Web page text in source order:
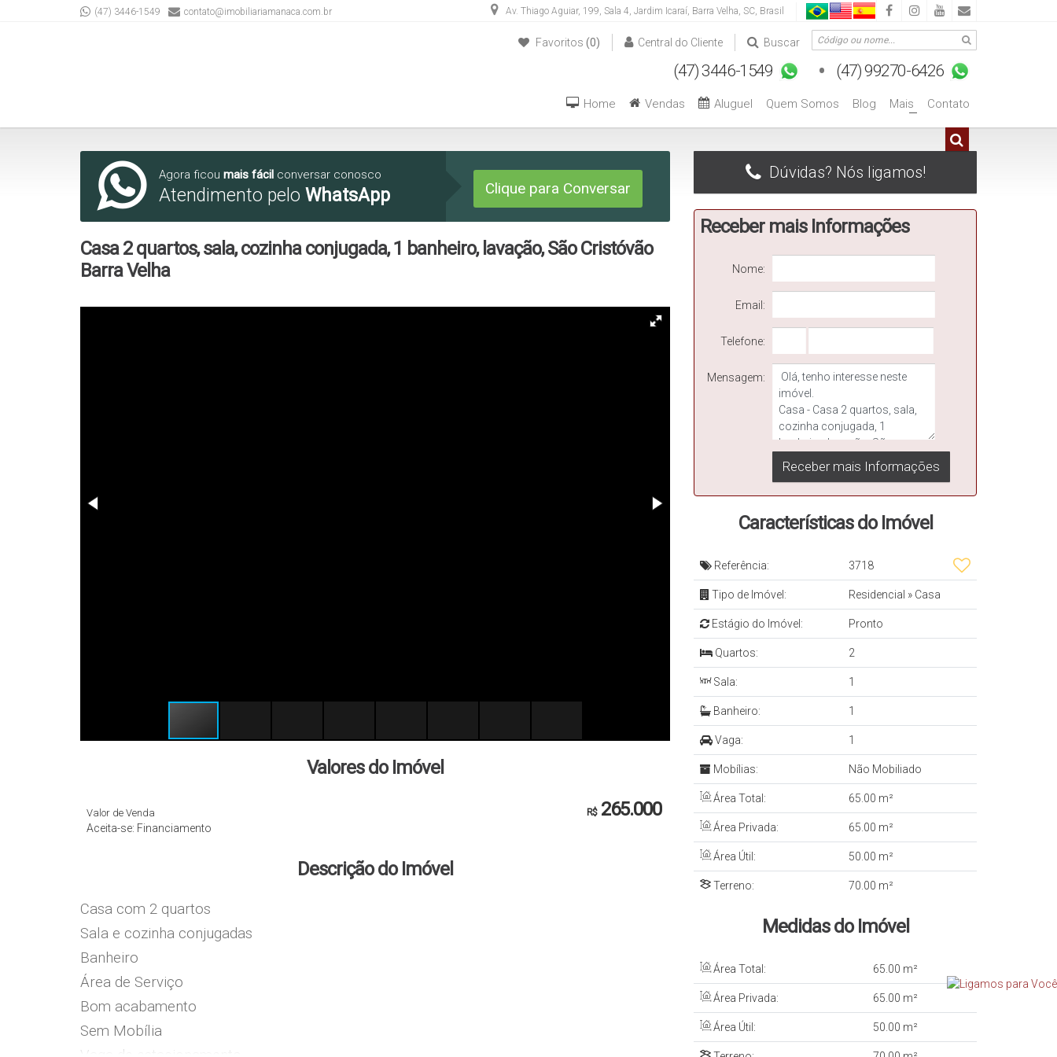
Av. Thiago Aguiar, 199, Sala 4, Jardim Icaraí, Barra Velha, SC, Brasil
(47) 3446-1549 contato@imobiliariamanaca.com.br
Buscar
Central do Cliente
Favoritos (0)
(47) 3446-1549 (47) 99270-6426
Contato
+
Mais
Blog
Quem Somos
Aluguel
Vendas
Home
Agora ficou mais fácil conversar conosco
Atendimento pelo WhatsApp Clique para Conversar
Casa 2 quartos, sala, cozinha conjugada, 1 banheiro, lavação, São Cristóvão
Barra Velha
Valores do Imóvel
R$265.000
Valor de Venda
Aceita-se: Financiamento
Descrição do Imóvel
Casa com 2 quartos
Sala e cozinha conjugadas
Banheiro
Área de Serviço
Bom acabamento
Sem Mobília
Dúvidas? Nós ligamos!
Receber mais Informações
Nome:
Email:
Telefone:
Mensagem:
Características do Imóvel
Referência: 3718
Tipo de Imóvel: Residencial » Casa
Estágio do Imóvel: Pronto
Quartos: 2
Sala: 1
Banheiro: 1
Vaga: 1
Mobílias: Não Mobiliado
Área Total: 65.00 m²
Área Privada: 65.00 m²
Área Útil: 50.00 m²
Terreno: 70.00 m²
Medidas do Imóvel
Área Total: 65 .00 m²
Área Privada: 65 .00 m²
Área Útil: 50 .00 m²